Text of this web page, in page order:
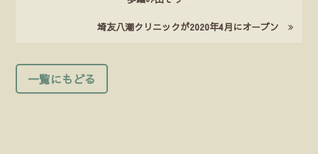
埼友八潮クリニックが2020年4月にオープン
一覧にもどる